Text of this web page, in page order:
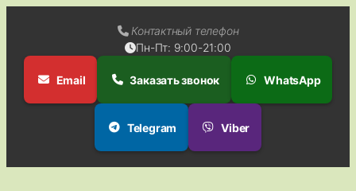
Контактный телефон
Пн-Пт: 9:00-21:00
Email Заказать звонок WhatsApp
Telegram Viber